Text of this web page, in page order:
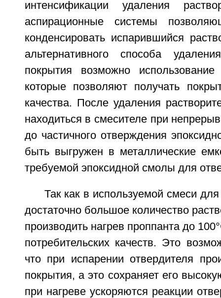
интенсификации удаления
аспирационные системы
конденсировать испарившийся
альтернативного способа
покрытия возможно
которые позволяют получать
качества. После удаления
находиться в смесителе при
до частичного отверждения
быть выгружен в металлические
требуемой эпоксидной смолы для
Так как в используемой смеси
достаточно большое количество
производить нагрев проппанта до
потребительских качеств. Это
что при испарении отвердителя
покрытия, а это сохраняет его
при нагреве ускоряются реакции